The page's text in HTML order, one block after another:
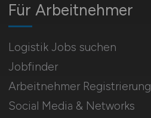
Für Arbeitnehmer
Logistik Jobs suchen
Jobfinder
Arbeitnehmer Registrierung
Social Media & Networks